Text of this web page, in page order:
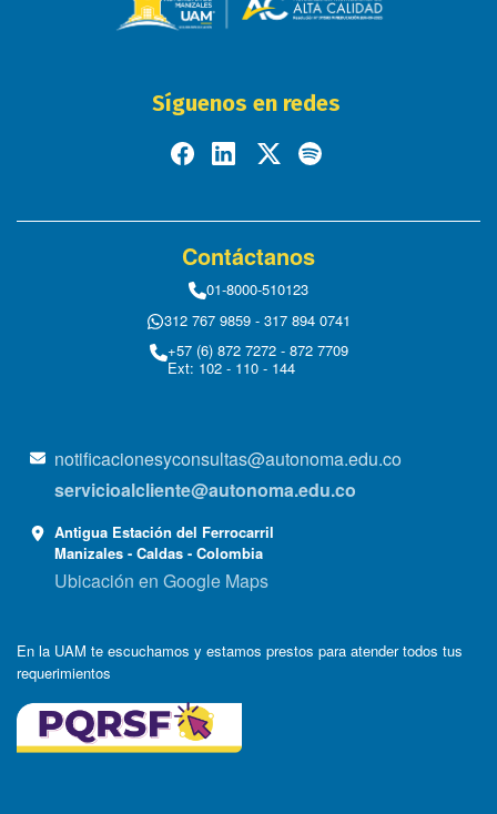
Síguenos en redes
Contáctanos
01-8000-510123
312 767 9859 - 317 894 0741
+57 (6) 872 7272 - 872 7709
Ext: 102 - 110 - 144
notificacionesyconsultas@autonoma.edu.co
servicioalcliente@autonoma.edu.co
Antigua Estación del Ferrocarril
Manizales - Caldas - Colombia
Ubicación en Google Maps
En la UAM te escuchamos y estamos prestos para atender todos tus
requerimientos